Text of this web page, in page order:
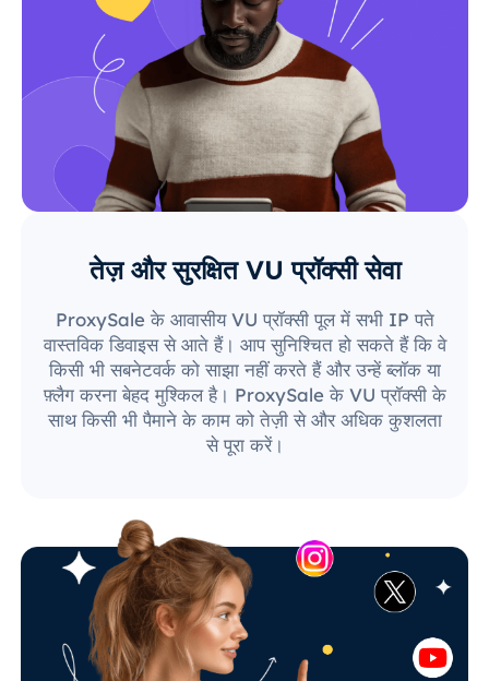
तेज़ और सुरक्षित VU प्रॉक्सी सेवा
ProxySale के आवासीय VU प्रॉक्सी पूल में सभी IP पते
वास्तविक डिवाइस से आते हैं। आप सुनिश्चित हो सकते हैं कि वे
किसी भी सबनेटवर्क को साझा नहीं करते हैं और उन्हें ब्लॉक या
फ़्लैग करना बेहद मुश्किल है। ProxySale के VU प्रॉक्सी के
साथ किसी भी पैमाने के काम को तेज़ी से और अधिक कुशलता
से पूरा करें।